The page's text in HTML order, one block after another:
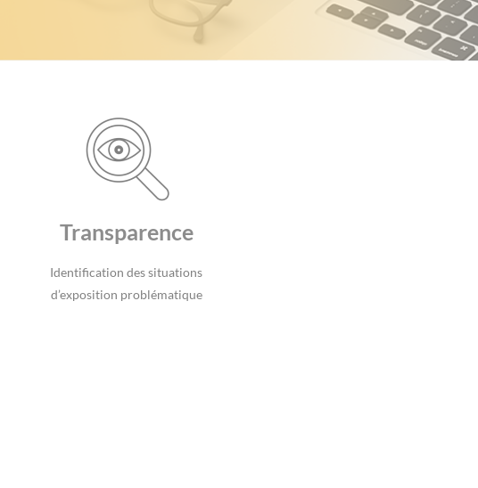
Transparence
Identification des situations
d’exposition problématique